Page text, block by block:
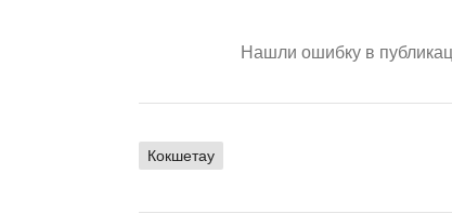
Нашли ошибку в
Кокшетау